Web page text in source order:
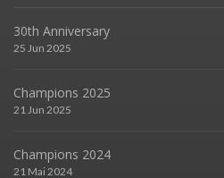
30th Anniversary
25 Jun 2025
Champions 2025
21 Jun 2025
Champions 2024
21 Mai 2024